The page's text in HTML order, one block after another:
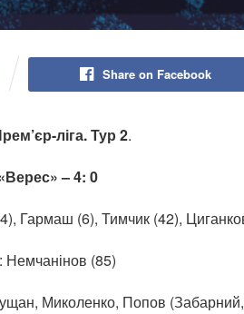
Share on Facebook
ліга. Тур 2.
– 4: 0
Гармаш (6), Тимчик (42),
Немчанінов (85)
Миколенко, Попов